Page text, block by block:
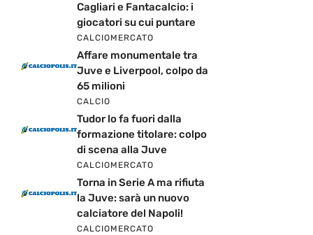
Cagliari e Fantacalcio: i
giocatori su cui puntare
CALCIOMERCATO
Affare monumentale tra
Juve e Liverpool, colpo da
65 milioni
CALCIO
Tudor lo fa fuori dalla
formazione titolare: colpo
di scena alla Juve
CALCIOMERCATO
Torna in Serie A ma rifiuta
la Juve: sarà un nuovo
calciatore del Napoli!
CALCIOMERCATO